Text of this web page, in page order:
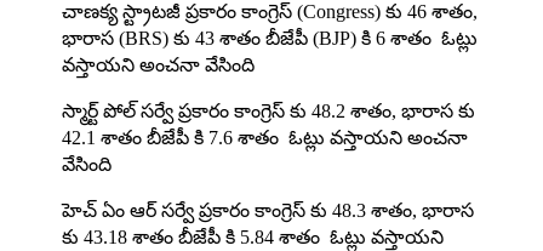
చాణక్య స్ట్రాటజీ ప్రకారం కాంగ్రెస్ (Congress) కు 46 శాతం,
భారాస (BRS) కు 43 శాతం బీజేపీ (BJP) కి 6 శాతం ఓట్లు
వస్తాయని అంచనా వేసింది
స్మార్ట్ పోల్ సర్వే ప్రకారం కాంగ్రెస్ కు 48.2 శాతం, భారాస కు
42.1 శాతం బీజేపీ కి 7.6 శాతం ఓట్లు వస్తాయని అంచనా
వేసింది
హెచ్ ఏం ఆర్ సర్వే ప్రకారం కాంగ్రెస్ కు 48.3 శాతం, భారాస
కు 43.18 శాతం బీజేపీ కి 5.84 శాతం ఓట్లు వస్తాయని